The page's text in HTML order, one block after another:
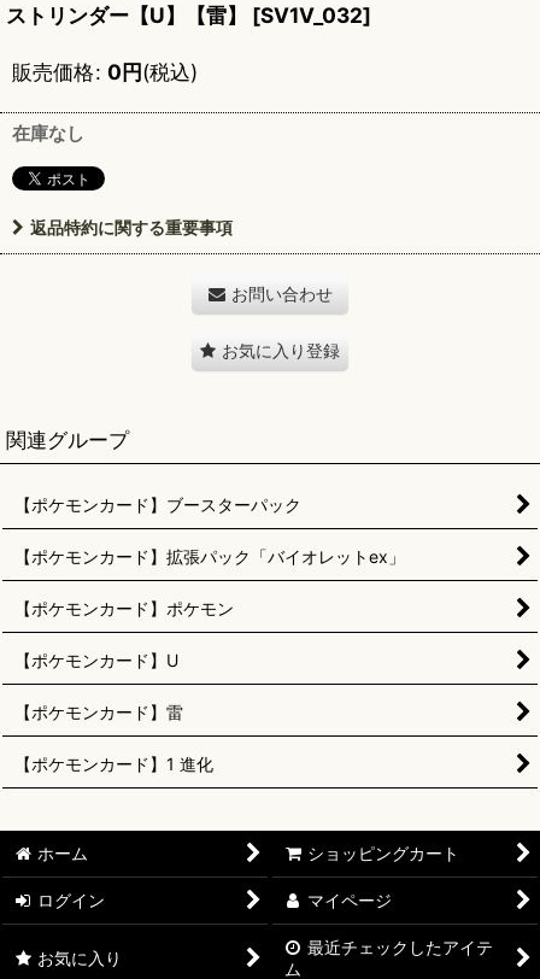
ストリンダー【U】【雷】 [SV1V_032]
販売価格: 0円(税込)
在庫なし
返品特約に関する重要事項
お問い合わせ
お気に入り登録
関連グループ
【ポケモンカード】ブースターパック
【ポケモンカード】拡張パック「バイオレットex」
【ポケモンカード】ポケモン
【ポケモンカード】U
【ポケモンカード】雷
【ポケモンカード】1 進化
ホーム ショッピングカート
ログイン マイページ
お気に入り
最近チェックしたアイテ
ム